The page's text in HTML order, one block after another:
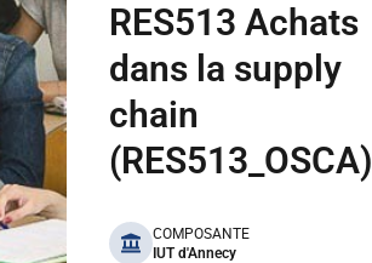
RES513 Achats
dans la supply
chain
(RES513_OSCA)
benefits
COMPOSANTE
IUT d'Annecy